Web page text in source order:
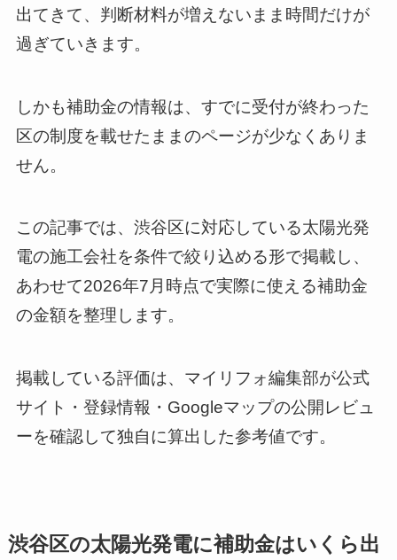
出てきて、判断材料が増えないまま時間だけが
過ぎていきます。
しかも補助金の情報は、すでに受付が終わった
区の制度を載せたままのページが少なくありま
せん。
この記事では、渋谷区に対応している太陽光発
電の施工会社を条件で絞り込める形で掲載し、
あわせて2026年7月時点で実際に使える補助金
の金額を整理します。
掲載している評価は、マイリフォ編集部が公式
サイト・登録情報・Googleマップの公開レビュ
ーを確認して独自に算出した参考値です。
渋谷区の太陽光発電に補助金はいくら出